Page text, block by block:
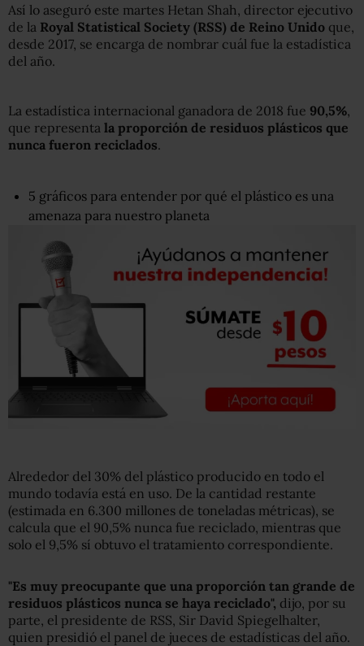
Así lo aseguró este martes Hetan Shah, director ejecutivo
de la Royal Statistical Society (RSS) de Reino Unido que,
desde 2017, se encarga de nombrar cuál fue la estadística
del año.
La estadística internacional ganadora de 2018 fue 90,5%
que representa la proporción de residuos plásticos que
nunca fueron reciclados.
5 gráficos para entender por qué el plástico es una
amenaza para nuestro planeta
Alrededor del 30% del plástico producido en todo el
mundo todavía está en uso. De la cantidad restante
(estimada en 6.300 millones de toneladas métricas), se
calcula que el 90,5% nunca fue reciclado, mientras que
solo el 9,5% sí obtuvo el tratamiento correspondiente.
"Es muy preocupante que una proporción tan grande de
residuos plásticos nunca se haya reciclado", dijo, por su
parte, el presidente de RSS, Sir David Spiegelhalter,
quien presidió el panel de jueces de estadísticas del año.